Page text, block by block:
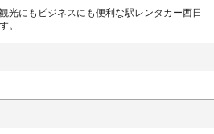
光にもビジネスにも便利な駅レンタカー西日
。